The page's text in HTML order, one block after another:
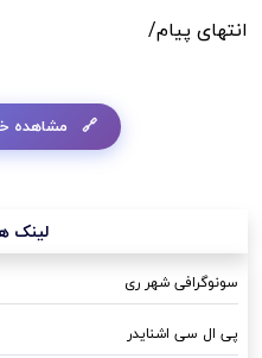
انتهای پیام/
مشاهده
لینک
سونوگرافی شهر ری
پی ال سی اشنایدر